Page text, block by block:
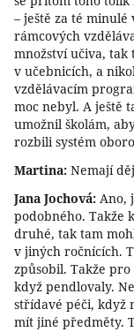
– ještě za té
rámcových
množství učiva, tak
v učebnicích, a
vzdělávacím
moc nebyl. A ještě
umožnil školám,
rozbili systém
Martina: Nemají
Jana Jochová: Ano,
podobného. Takže
druhé, tak tam
v jiných ročnících.
způsobil. Takže
když pendlovaly.
střídavé péči, když
mít jiné předměty.